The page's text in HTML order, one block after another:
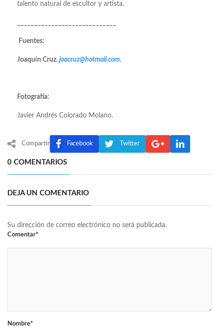
talento natural de escultor y artista.
Fuentes:
Joaquín Cruz. joacruz@hotmail.com.
Fotografía:
Javier Andrés Colorado Molano.
Compartir Facebook Twitter
0 COMENTARIOS
DEJA UN COMENTARIO
Su dirección de correo electrónico no será publicada.
Comentar*
Nombre*